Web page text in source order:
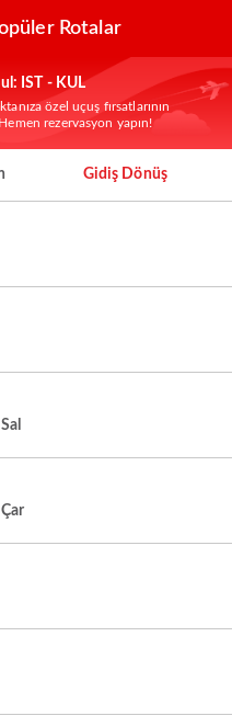
Rotalar
IST - KUL
özel uçuş fırsatlarının
Hemen rezervasyon yapın!
Gidiş Dönüş